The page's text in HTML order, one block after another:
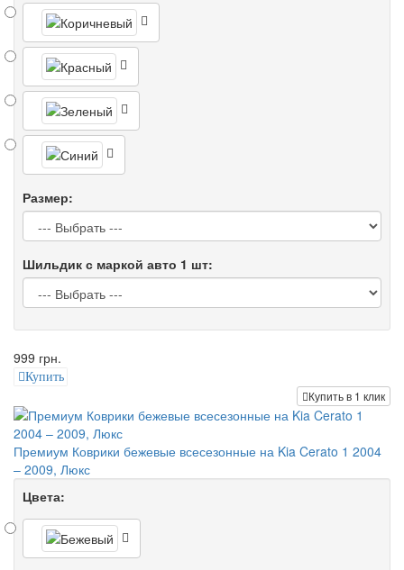
Размер:
Шильдик с маркой авто 1 шт:
999 грн.
Купить
Купить в 1 клик
Премиум Коврики бежевые всесезонные на Kia Cerato 1 2004
– 2009, Люкс
Цвета: